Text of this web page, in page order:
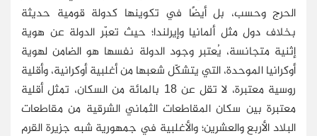
الحرج وحسب، بل أيضًا في تكوينها كدولة قومية حديثة
بخلاف دول مثل ألمانيا وإيرلندا؛ حيث تعبّر الدولة عن هوية
إثنية متجانسة، يُعتبر وجود الدولة نفسها هو الضامن لهوية
أوكرانيا الموحدة، التي يتشكّل شعبها من أغلبية أوكرانية، وأقلية
روسية معتبرة، لا تقل عن 18 بالمائة من السكان، تمثل أقلية
معتبرة بين سكان المقاطعات الثماني الشرقية من مقاطعات
البلاد الأربع والعشرين؛ والأغلبية في جمهورية شبه جزيرة القرم